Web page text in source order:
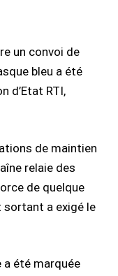
un convoi de
bleu a été
d’Etat RTI,
de maintien
relaie des
de quelque
sortant a exigé le
été marquée